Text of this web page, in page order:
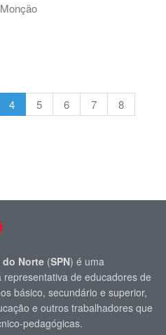
Monção
4 5 6 7 8
Norte (SPN) é uma
de educadores de
básico, secundário e superior,
e outros trabalhadores que
pedagógicas.